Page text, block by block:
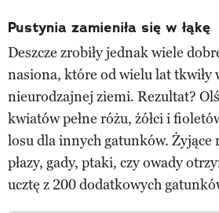
Pustynia zamieniła się w łąkę
Deszcze zrobiły jednak wiele
nasiona, które od wielu lat tkwiły
nieurodzajnej ziemi. Rezultat?
kwiatów pełne różu, żółci i
losu dla innych gatunków. Żyjące
płazy, gady, ptaki, czy owady
ucztę z 200 dodatkowych